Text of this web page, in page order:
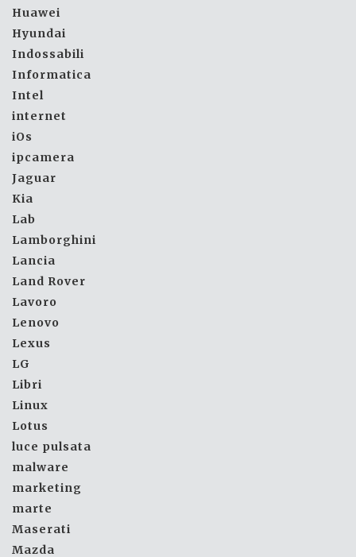
Huawei
Hyundai
Indossabili
Informatica
Intel
internet
iOs
ipcamera
Jaguar
Kia
Lab
Lamborghini
Lancia
Land Rover
Lavoro
Lenovo
Lexus
LG
Libri
Linux
Lotus
luce pulsata
malware
marketing
marte
Maserati
Mazda